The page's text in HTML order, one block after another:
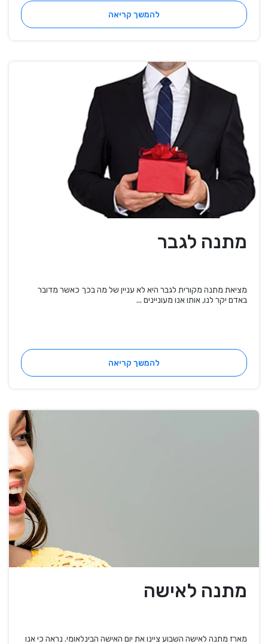
להמשך קריאה
מתנה לגבר
מציאת מתנה מקורית לגבר היא לא עניין של מה בכך כאשר מדובר
באדם יקר לנו, אותו אנו מעוניינים ...
להמשך קריאה
מתנה לאישה
מארז מתנה לאישה השבוע ציינו את יום האישה הבינלאומי. נראה כי אנו